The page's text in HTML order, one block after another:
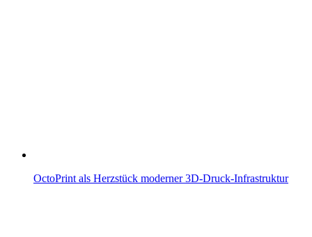
OctoPrint als Herzstück moderner 3D-Druck-Infrastruktur